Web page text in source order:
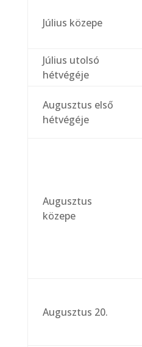
Július közepe
Július utolsó
hétvégéje
Augusztus első
hétvégéje
Augusztus
közepe
Augusztus 20.